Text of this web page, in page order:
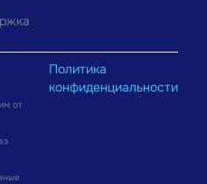
от
Политика
конфиденциальности